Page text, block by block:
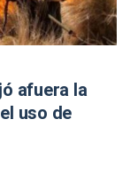
afuera la
uso de